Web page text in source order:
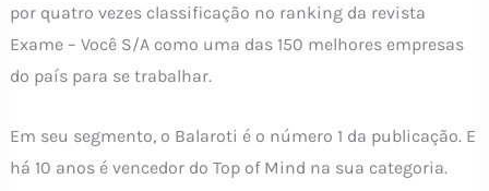
por quatro vezes classificação no ranking da revista
Exame – Você S/A como uma das 150 melhores empresas
do país para se trabalhar.
Em seu segmento, o Balaroti é o número 1 da publicação. E
há 10 anos é vencedor do Top of Mind na sua categoria.